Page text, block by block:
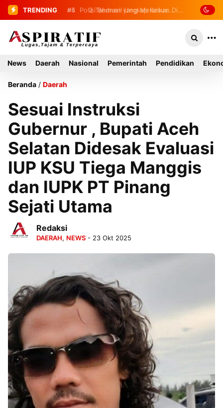
TRENDING #5 Polisi Berhasil Ungkap Kasus
News Daerah Nasional Pemerintah Pendidikan
Beranda / Daerah
Sesuai Instruksi
Gubernur , Bupati Aceh
Selatan Didesak Evaluasi
IUP KSU Tiega Manggis
dan IUPK PT Pinang
Sejati Utama
Redaksi
DAERAH, NEWS - 23 Okt 2025